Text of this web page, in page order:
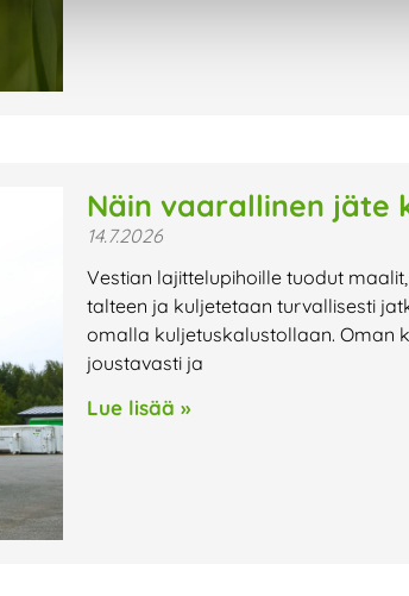
Näin vaarallinen jäte
14.7.2026
Vestian lajittelupihoille tuodut
talteen ja kuljetetaan turvallisesti
omalla kuljetuskalustollaan. Oman
joustavasti ja
Lue lisää »